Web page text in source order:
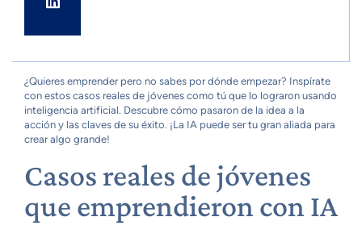
¿Quieres emprender pero no sabes por dónde empezar? Inspírate
con estos casos reales de jóvenes como tú que lo lograron usando
inteligencia artificial. Descubre cómo pasaron de la idea a la
acción y las claves de su éxito. ¡La IA puede ser tu gran aliada para
crear algo grande!
Casos reales de jóvenes
que emprendieron con IA